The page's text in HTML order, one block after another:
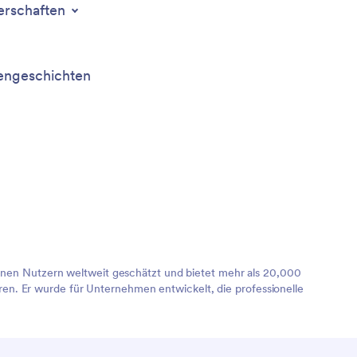
Nutzern weltweit geschätzt und bietet mehr als 20,000
Er wurde für Unternehmen entwickelt, die professionelle